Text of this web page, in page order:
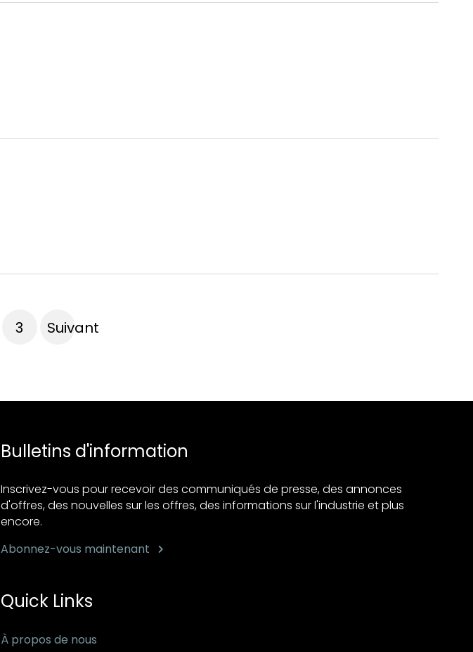
3 Suivant
Bulletins d'information
Inscrivez-vous pour recevoir des communiqués de presse, des annonces
d'offres, des nouvelles sur les offres, des informations sur l'industrie et plus
encore.
Abonnez-vous maintenant
Quick Links
À propos de nous